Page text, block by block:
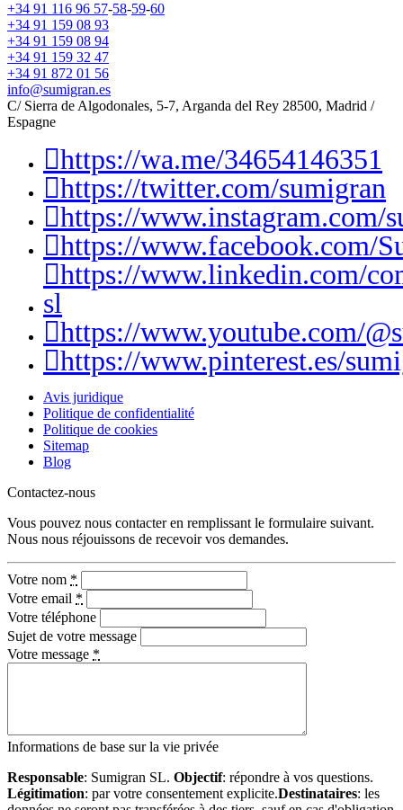
+34 91 116 96 57-58-59-60
+34 91 159 08 93
+34 91 159 08 94
+34 91 159 32 47
+34 91 872 01 56
info@sumigran.es
C/ Sierra de Algodonales, 5-7, Arganda del Rey 28500, Madrid /
Espagne
https://wa.me/34654146351
https://twitter.com/sumigran
https://www.instagram.com/
https://www.facebook.com/
https://www.linkedin.com/
sl
https://www.youtube.com/
https://www.pinterest.es/
Avis juridique
Politique de confidentialité
Politique de cookies
Sitemap
Blog
Contactez-nous
Vous pouvez nous contacter en remplissant le formulaire suivant.
Nous nous réjouissons de recevoir vos demandes.
Votre nom *
Votre email *
Votre téléphone
Sujet de votre message
Votre message *
Informations de base sur la vie privée
Responsable: Sumigran SL. Objectif: répondre à vos questions.
Légitimation: par votre consentement explicite.Destinataires: les